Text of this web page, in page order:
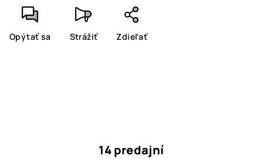
Opýtať sa Strážiť Zdieľať
14 predajní